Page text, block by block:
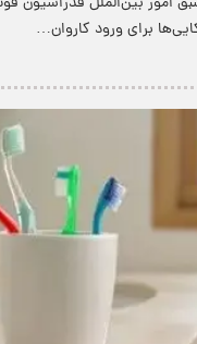
برای ورود کاروان…